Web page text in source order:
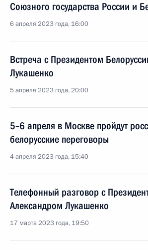
Союзного государства России и
6 апреля 2023 года, 16:00
Встреча с Президентом
Лукашенко
5 апреля 2023 года, 20:00
5–6 апреля в Москве пройдут
белорусские переговоры
4 апреля 2023 года, 15:40
Телефонный разговор с
Александром Лукашенко
17 марта 2023 года, 19:50